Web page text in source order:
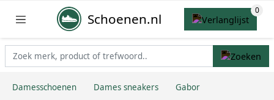
Schoenen.nl
Damesschoenen Dames sneakers Gabor